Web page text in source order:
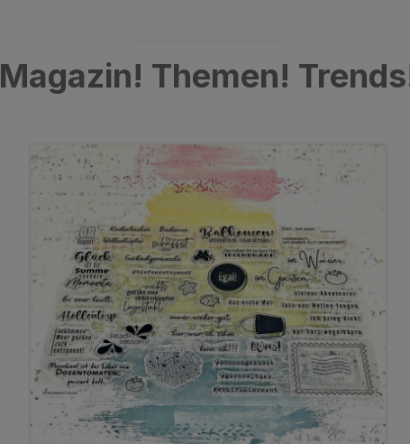
Magazin! Themen!